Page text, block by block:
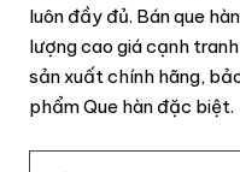
luôn đầy đủ. Bán que
lượng cao giá cạnh
sản xuất chính hãng,
phẩm Que hàn đặc biệt.